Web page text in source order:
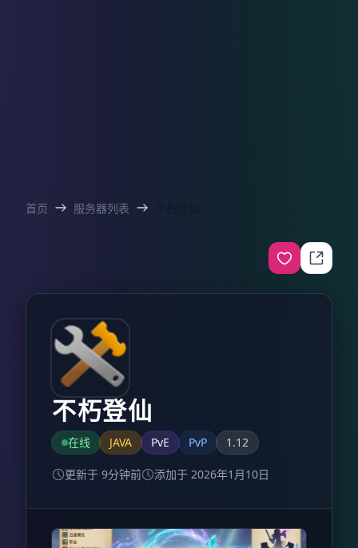
首页 服务器列表
不朽登仙
在线 JAVA PvE PvP 1.12
更新于 9分钟前 添加于 2026年1月10日